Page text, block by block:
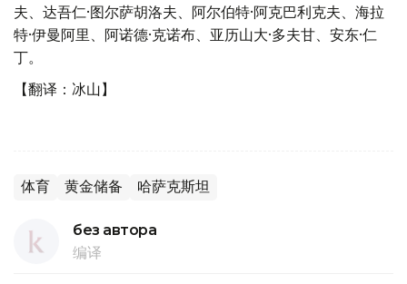
夫、达吾仁·图尔萨胡洛夫、阿尔伯特·阿克巴利克夫、海拉
特·伊曼阿里、阿诺德·克诺布、亚历山大·多夫甘、安东·仁
丁。
【翻译：冰山】
体育 黄金储备 哈萨克斯坦
без автора
编译